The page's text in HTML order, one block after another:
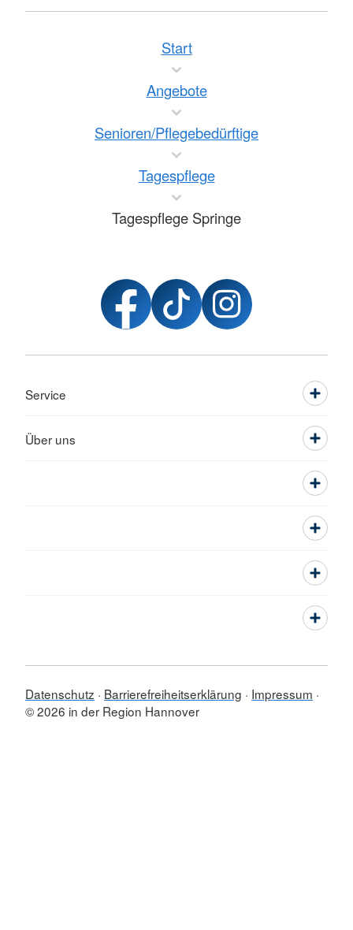
Start
Angebote
Senioren/Pflegebedürftige
Tagespflege
Tagespflege Springe
Service
Über uns
Datenschutz Barrierefreiheitserklärung
Impressum
© 2026 in der Region Hannover